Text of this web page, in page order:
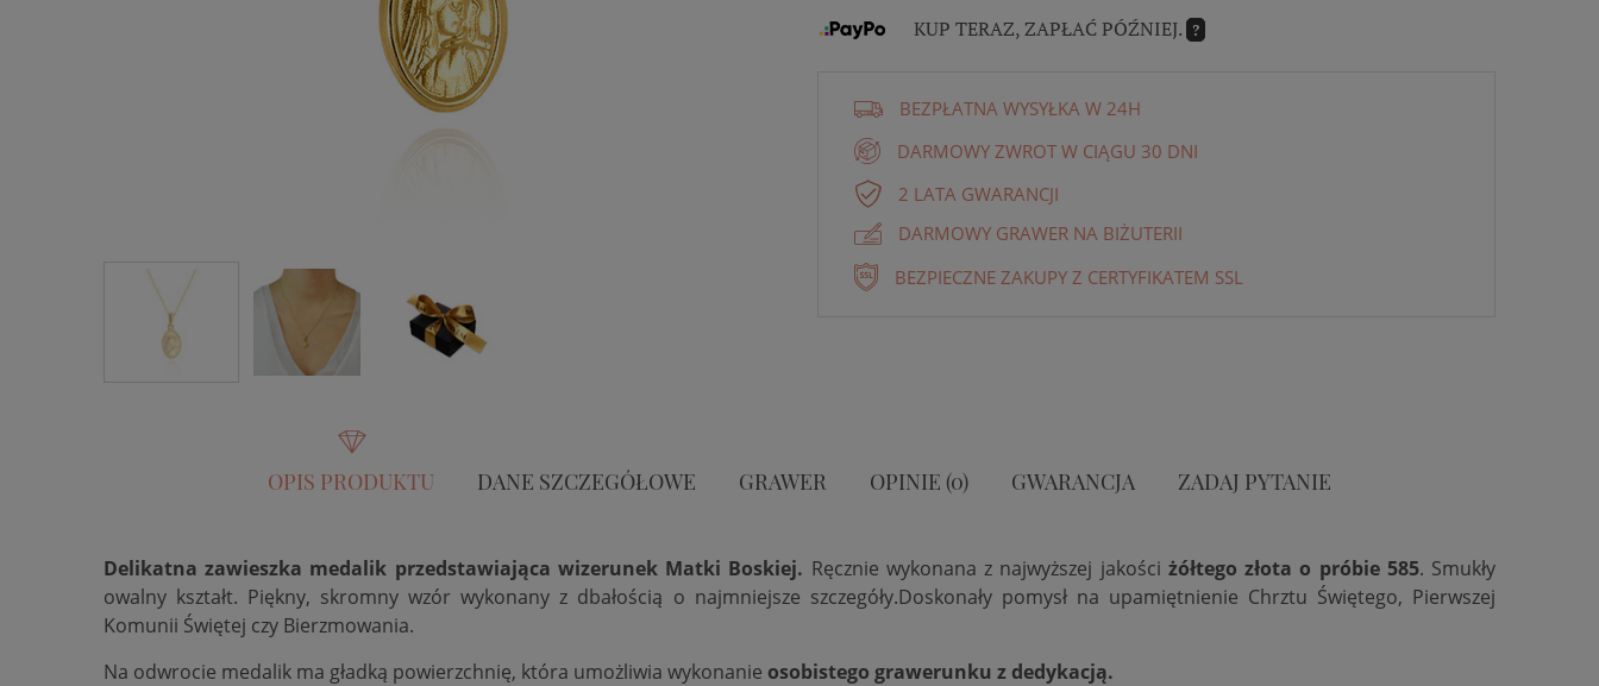
KUP TERAZ, ZAPŁAĆ PÓŹNIEJ. ?
BEZPŁATNA WYSYŁKA W 24H
DARMOWY ZWROT W CIĄGU 30 DNI
2 LATA GWARANCJI
DARMOWY GRAWER NA BIŻUTERII
BEZPIECZNE ZAKUPY Z CERTYFIKATEM SSL
OPIS PRODUKTU DANE SZCZEGÓŁOWE GRAWER OPINIE (0) GWARANCJA ZADAJ PYTANIE
Delikatna zawieszka medalik przedstawiająca wizerunek Matki Boskiej. Ręcznie wykonana z najwyższej jakości żółtego złota o próbie 585. Smukły
owalny kształt. Piękny, skromny wzór wykonany z dbałością o najmniejsze szczegóły.Doskonały pomysł na upamiętnienie Chrztu Świętego, Pierwszej
Komunii Świętej czy Bierzmowania.
Na odwrocie medalik ma gładką powierzchnię, która umożliwia wykonanie osobistego grawerunku z dedykacją.